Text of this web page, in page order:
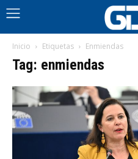
Inicio Etiquetas Enmiendas
Tag: enmiendas